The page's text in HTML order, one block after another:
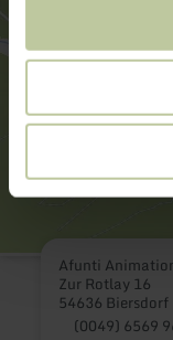
Afunti
Zur Rotlay 16
54636 Biersdorf
(0049) 6569